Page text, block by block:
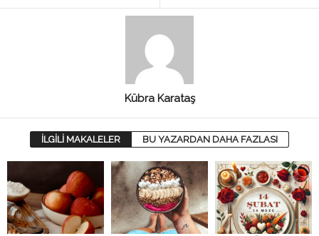
Kübra Karataş
İLGİLİ MAKALELER BU YAZARDAN DAHA FAZLASI